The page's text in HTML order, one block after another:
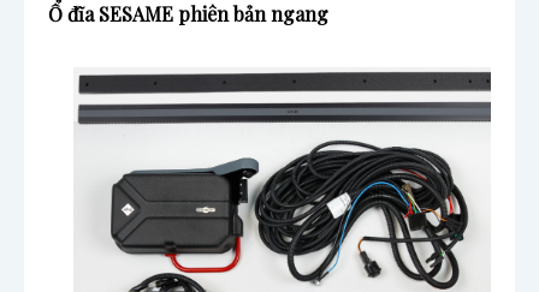
Ổ đĩa SESAME phiên bản ngang